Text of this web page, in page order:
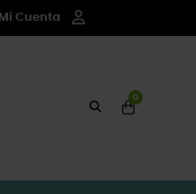
Mi Cuenta
0